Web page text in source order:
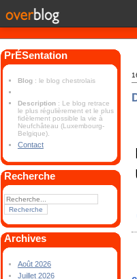
PrÉSentation
Blog : le blog chestrolais
Description : Le blog retrace
le plus régulièrement et le plus
fidèlement possible la vie à
Neufchâteau (Luxembourg-
Belgique).
Contact
Recherche
Archives
Août 2026
Juillet 2026